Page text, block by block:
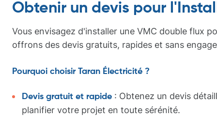
Obtenir un devis pour
Vous envisagez d'installer une VMC double flux
offrons des devis gratuits, rapides et sans
Pourquoi choisir Taran Électricité ?
Devis gratuit et rapide : Obtenez un devis
planifier votre projet en toute sérénité.